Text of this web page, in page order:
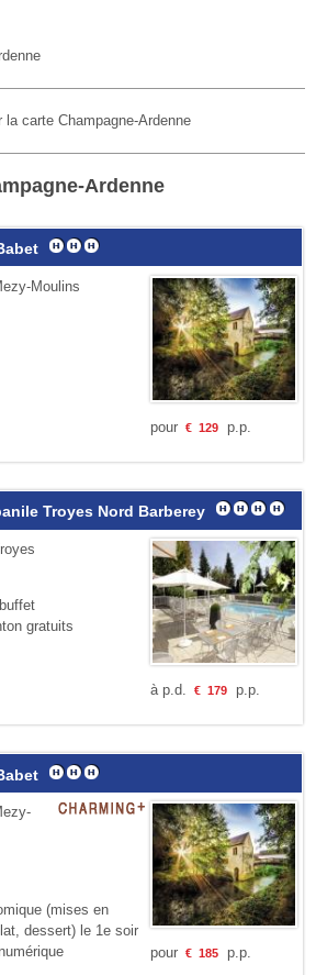
carte Champagne-Ardenne
Ardenne
Moulins
pour € 129p.p.
Troyes Nord Barberey
gratuits
à p.d.
€ 179p.p.
(mises en
dessert) le 1e soir
pour € 185p.p.